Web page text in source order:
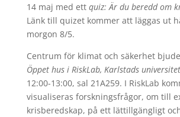
14 maj med ett quiz: Är du beredd om
Länk till quizet kommer att läggas ut
morgon 8/5.
Centrum för klimat och säkerhet
Öppet hus i RiskLab, Karlstads universitet
12:00-13:00, sal 21A259. I RiskLab
visualiseras forskningsfrågor, om till
krisberedskap, på ett lättillgängligt